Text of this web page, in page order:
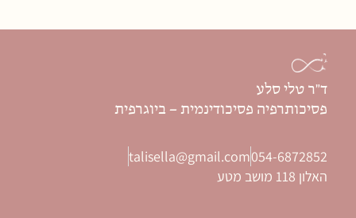
ד"ר טלי סלע
פסיכותרפיה פסיכודינמית – ביוגרפית
054-6872852
talisella@gmail.com
האלון 118 מושב מטע